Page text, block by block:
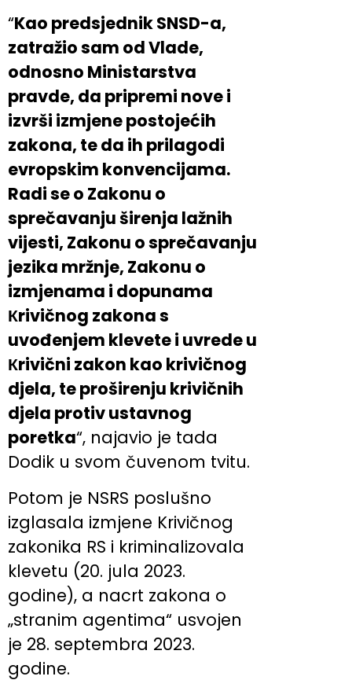
“Kao predsjednik SNSD-a,
zatražio sam od Vlade,
odnosno Ministarstva
pravde, da pripremi nove i
izvrši izmjene postojećih
zakona, te da ih prilagodi
evropskim konvencijama.
Radi se o Zakonu o
sprečavanju širenja lažnih
vijesti, Zakonu o sprečavanju
jezika mržnje, Zakonu o
izmjenama i dopunama
Кrivičnog zakona s
uvođenjem klevete i uvrede u
Кrivični zakon kao krivičnog
djela, te proširenju krivičnih
djela protiv ustavnog
poretka“, najavio je tada
Dodik u svom čuvenom tvitu.
Potom je NSRS poslušno
izglasala izmjene Krivičnog
zakonika RS i kriminalizovala
klevetu (20. jula 2023.
godine), a nacrt zakona o
„stranim agentima“ usvojen
je 28. septembra 2023.
godine.